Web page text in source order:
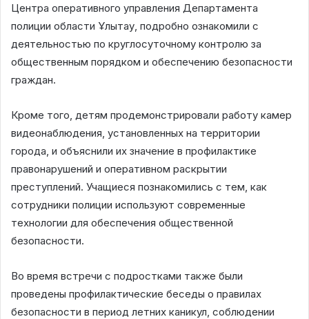
Центра оперативного управления Департамента
полиции области Ұлытау, подробно ознакомили с
деятельностью по круглосуточному контролю за
общественным порядком и обеспечению безопасности
граждан.
Кроме того, детям продемонстрировали работу камер
видеонаблюдения, установленных на территории
города, и объяснили их значение в профилактике
правонарушений и оперативном раскрытии
преступлений. Учащиеся познакомились с тем, как
сотрудники полиции используют современные
технологии для обеспечения общественной
безопасности.
Во время встречи с подростками также были
проведены профилактические беседы о правилах
безопасности в период летних каникул, соблюдении